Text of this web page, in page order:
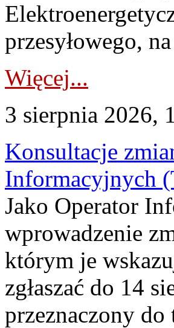
przesyłowego,
Więcej...
3 sierpnia 2026,
Konsultacje
Informacyjnych
Jako Operator
wprowadzenie
którym je
zgłaszać do 14
przeznaczony do